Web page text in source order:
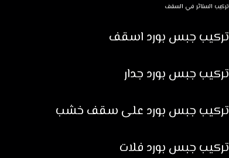
تركيب الستائر في السقف
تركيب جبس بورد اسقف
تركيب جبس بورد جدار
تركيب جبس بورد على سقف خشب
تركيب جبس بورد فلات